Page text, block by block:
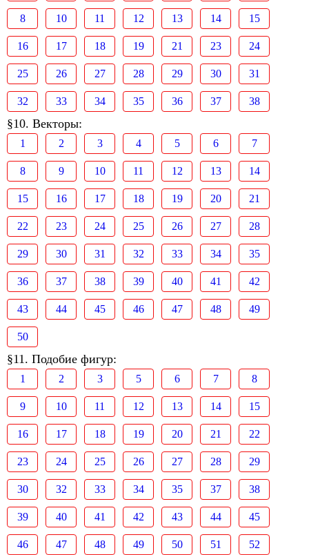
8 10 11 12 13 14 15
16 17 18 19 21 23 24
25 26 27 28 29 30 31
32 33 34 35 36 37 38
§10. Векторы:
1 2 3 4 5 6 7
8 9 10 11 12 13 14
15 16 17 18 19 20 21
22 23 24 25 26 27 28
29 30 31 32 33 34 35
36 37 38 39 40 41 42
43 44 45 46 47 48 49
50
§11. Подобие фигур:
1 2 3 5 6 7 8
9 10 11 12 13 14 15
16 17 18 19 20 21 22
23 24 25 26 27 28 29
30 32 33 34 35 37 38
39 40 41 42 43 44 45
46 47 48 49 50 51 52